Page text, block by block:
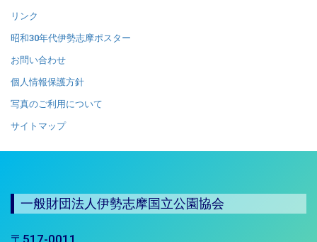
リンク
昭和30年代伊勢志摩ポスター
お問い合わせ
個人情報保護方針
写真のご利用について
サイトマップ
一般財団法人伊勢志摩国立公園協会
〒517-0011